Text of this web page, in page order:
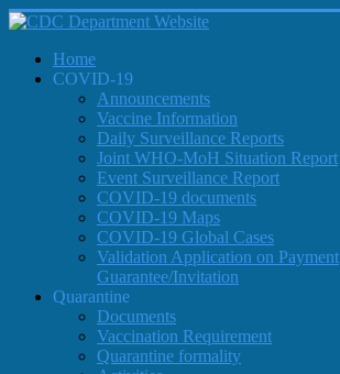
Home
COVID-19
Announcements
Vaccine Information
Daily Surveillance Reports
Joint WHO-MoH Situation Report
Event Surveillance Report
COVID-19 documents
COVID-19 Maps
COVID-19 Global Cases
Validation Application on Payment
Guarantee/Invitation
Quarantine
Documents
Vaccination Requirement
Quarantine formality